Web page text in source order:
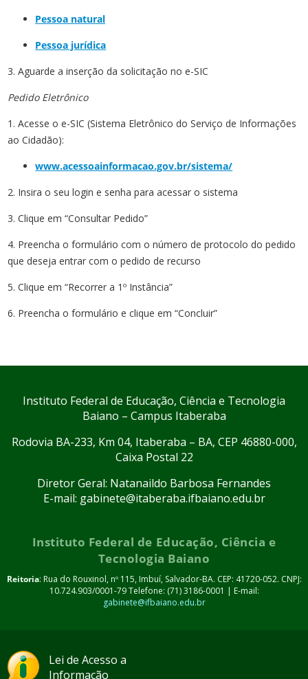
Pessoa natural
Pessoa jurídica
3. Aguarde a inserção da solicitação no e-SIC
Pedido Eletrônico
1. Acesse o e-SIC (Sistema Eletrônico do Serviço de Informações
ao Cidadão):
www.acessoainformacao.gov.br/sistema/
2. Insira o seu login e senha para acessar o sistema
3. Clique em “Consultar Pedido”
4. Preencha o formulário com o número de protocolo do pedido
que deseja entrar com o pedido de recurso
5. Clique em “Recorrer a 1º Instância”
6. Preencha o formulário e clique em “Concluir”
Instituto Federal de Educação, Ciência e Tecnologia
Baiano – Campus Itaberaba
Rodovia BA-233, Km 04, Itaberaba – BA, CEP 46880-000,
Caixa Postal 22
Diretor Geral: Natanaildo Barbosa Fernandes
E-mail: gabinete@itaberaba.ifbaiano.edu.br
Instituto Federal de Educação, Ciência e
Tecnologia Baiano
Reitoria: Rua do Rouxinol, nº 115, Imbuí, Salvador-BA. CEP: 41720-052. CNPJ:
10.724.903/0001-79 Telefone: (71) 3186-0001 | E-mail:
gabinete@ifbaiano.edu.br
Lei de Acesso a
Informação